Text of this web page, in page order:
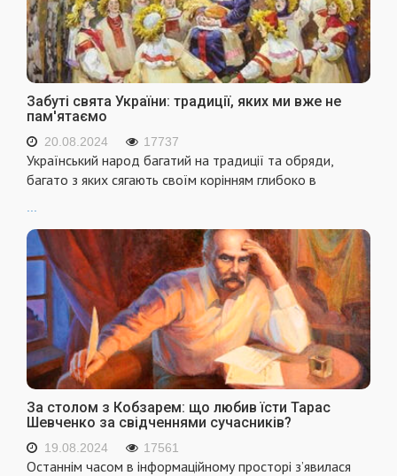
Забуті свята України: традиції, яких ми вже не
пам'ятаємо
20.08.2024 17737
Український народ багатий на традиції та обряди,
багато з яких сягають своїм корінням глибоко в
За столом з Кобзарем: що любив їсти Тарас
Шевченко за свідченнями сучасників?
19.08.2024 17561
Останнім часом в інформаційному просторі з’явилася